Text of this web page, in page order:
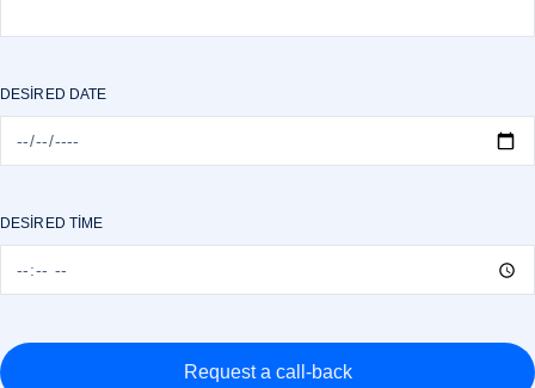
DESIRED DATE
DESIRED TIME
Request a call-back